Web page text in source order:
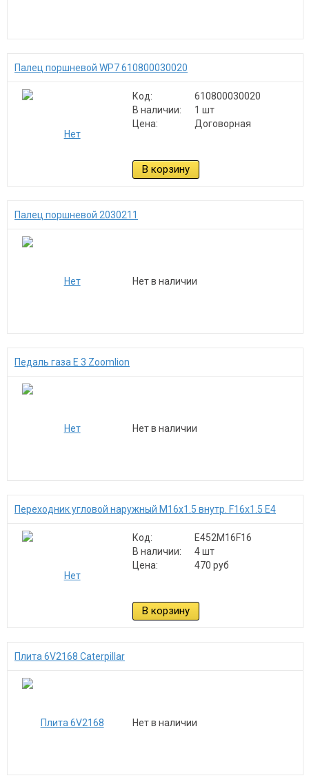
Палец поршневой WP7 610800030020
Код:
610800030020
В наличии:
1 шт
Цена:
Договорная
В корзину
Палец поршневой 2030211
Нет в наличии
Педаль газа Е 3 Zoomlion
Нет в наличии
Переходник угловой наружный M16x1.5 внутр. F16x1.5 Е4
Код:
E452M16F16
В наличии:
4 шт
Цена:
470 руб
В корзину
Плита 6V2168 Caterpillar
Нет в наличии